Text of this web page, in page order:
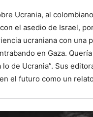
Ucrania, al
el asedio de Israel,
ucraniana con una
en Gaza.
de Ucrania”. Sus
el futuro como un